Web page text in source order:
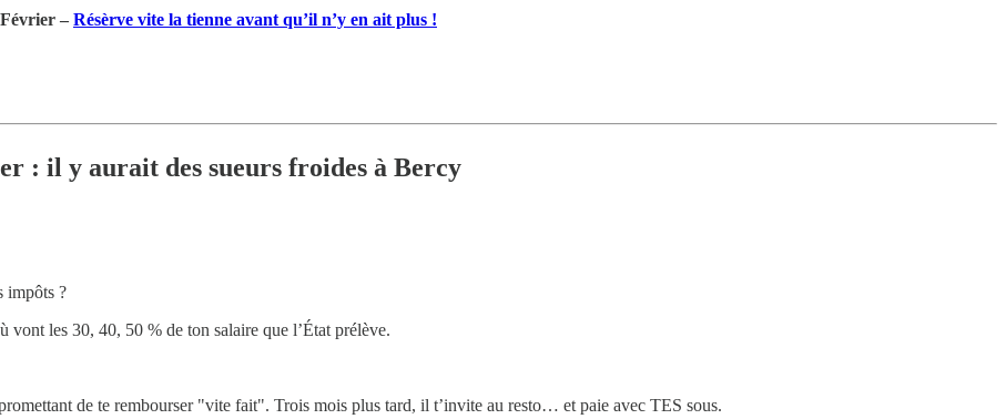
– Résèrve vite la tienne avant qu’il n’y en ait plus !
: il y aurait des sueurs froides à Bercy
impôts ?
vont les 30, 40, 50 % de ton salaire que l’État prélève.
de te rembourser "vite fait". Trois mois plus tard, il t’invite au resto… et paie avec TES sous.